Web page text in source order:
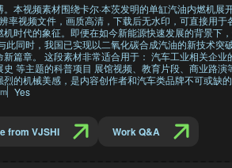
本视频素材围绕卡尔·本茨发明的单缸汽油内燃机
率视频文件，画质高清，下载后无水印，可直接用
时代的象征。即便在如今新能源快速发展的背景
此同时，我国已实现以二氧化碳合成汽油的新技术
篇章。 这段素材非常适合用于： 汽车工业相关企
等主题的科普项目 展馆视频、教育片段、商业路
的机械美感，是内容创作者和汽车类品牌不可或缺的
Yes
from VJSHI Work Q&A